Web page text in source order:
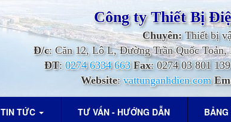
Công ty Thiết Bị
Chuyên:Thiết bị
Đ/c: Căn 12, Lô L, Đường Trần Quốc
ĐT:0274 6334 663 Fax: 0274 03 801
Website:vattunganhdien.com
TIN TỨC TƯ VẤN - HƯỚNG DẪN